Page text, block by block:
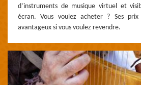
d’instruments de musique virtuel et
écran. Vous voulez acheter ? Ses
avantageux si vous voulez revendre.